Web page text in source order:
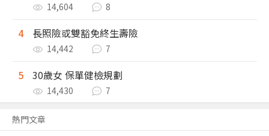
14,604 8
4 長照險或雙豁免終生壽險
14,442 7
5 30歲女 保單健檢規劃
14,430 7
熱門文章